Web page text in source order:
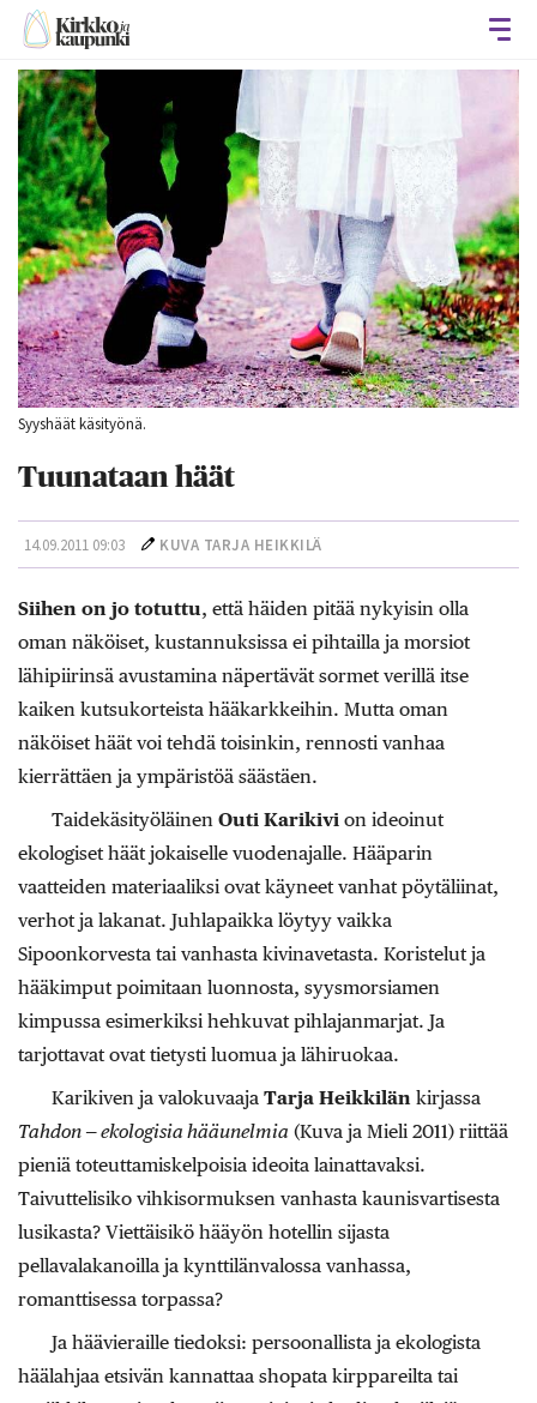
Syyshäät käsityönä.
Tuunataan häät
14.09.2011 09:03 KUVA TARJA HEIKKILÄ
Siihen on jo totuttu, että häiden pitää nykyisin olla
oman näköiset, kustannuksissa ei pihtailla ja morsiot
lähipiirinsä avustamina näpertävät sormet verillä itse
kaiken kutsukorteista hääkarkkeihin. Mutta oman
näköiset häät voi tehdä toisinkin, rennosti vanhaa
kierrättäen ja ympäristöä säästäen.
Taidekäsityöläinen Outi Karikivi on ideoinut
ekologiset häät jokaiselle vuodenajalle. Hääparin
vaatteiden materiaaliksi ovat käyneet vanhat pöytäliinat,
verhot ja lakanat. Juhlapaikka löytyy vaikka
Sipoonkorvesta tai vanhasta kivinavetasta. Koristelut ja
hääkimput poimitaan luonnosta, syysmorsiamen
kimpussa esimerkiksi hehkuvat pihlajanmarjat. Ja
tarjottavat ovat tietysti luomua ja lähiruokaa.
Karikiven ja valokuvaaja Tarja Heikkilän kirjassa
Tahdon — ekologisia hääunelmia (Kuva ja Mieli 2011) riittää
pieniä toteuttamiskelpoisia ideoita lainattavaksi.
Taivuttelisiko vihkisormuksen vanhasta kaunisvartisesta
lusikasta? Viettäisikö hääyön hotellin sijasta
pellavalakanoilla ja kynttilänvalossa vanhassa,
romanttisessa torpassa?
Ja häävieraille tiedoksi: persoonallista ja ekologista
häälahjaa etsivän kannattaa shopata kirppareilta tai